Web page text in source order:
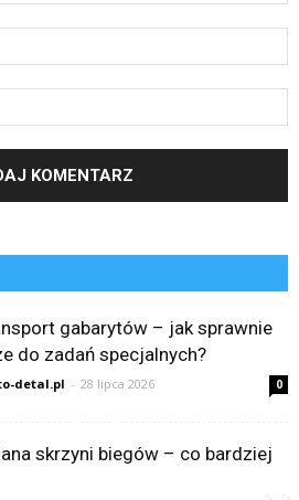
gabarytów – jak sprawnie
do zadań specjalnych?
detal.pl - 28 lipca 2026 0
skrzyni biegów – co bardziej